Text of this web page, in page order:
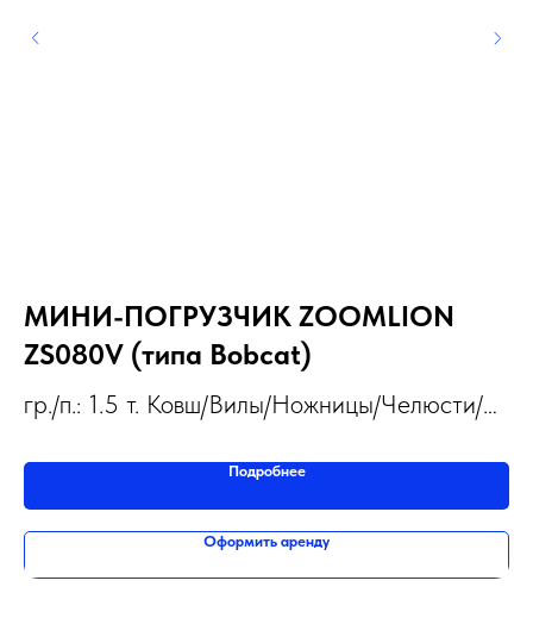
МИНИ-ПОГРУЗЧИК ZOOMLION
ZS080V (типа Bobcat)
гр./п.: 1.5 т. Ковш/Вилы/Ножницы/Челюсти/
Подробнее
Оформить аренду